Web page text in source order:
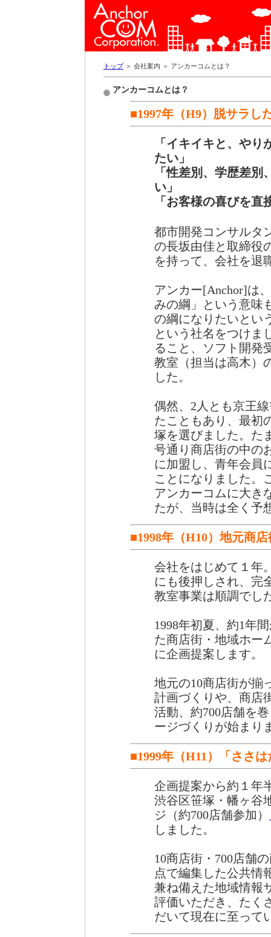
トップ＞ 会社案内 ＞ アンカーコムとは？
アンカーコムとは？
■1997年（H9）脱サラし
「イキイキと、や
たい」
「性差別、学歴差
い」
「お客様の喜びを
都市開発コンサルタ
の長坂由佳と取締役
を持って、会社を退
アンカー[Anchor]は
みの綱」という意味
の綱になりたいとい
という社名をつけま
ること、ソフト開発
教室（担当は高木）
した。
偶然、2人とも京王
たこともあり、最初
塚を選びました。た
号通り商店街の中の
に加盟し、青年会員
ことになりました。
アンカーコムに大き
たが、当時は全く予
■1998年（H10）地元商
会社をはじめて１年
にも後押しされ、完
教室事業は順調でし
1998年初夏、約1年
た商店街・地域ホー
に企画提案します。
地元の10商店街が揃
計画づくりや、商店
活動、約700店舗を
ージづくりが始まり
■1999年（H11）「ささ
企画提案から約１年
渋谷区笹塚・幡ヶ谷
ジ（約700店舗参加）
しました。
10商店街・700店舗
点で編集した公共情
兼ね備えた地域情報
評価いただき、たく
だいて現在に至って